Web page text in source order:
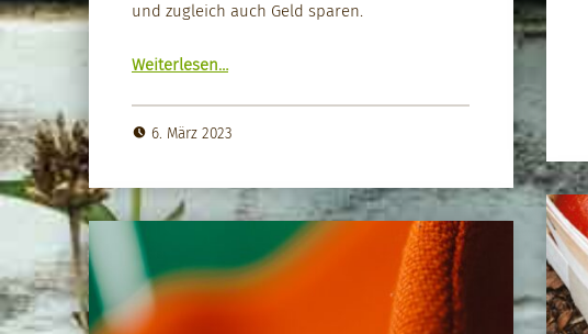
und zugle­ich auch Geld sparen.
Weit­er­lesen…
6. März 2023